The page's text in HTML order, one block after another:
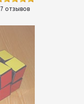
7 отзывов